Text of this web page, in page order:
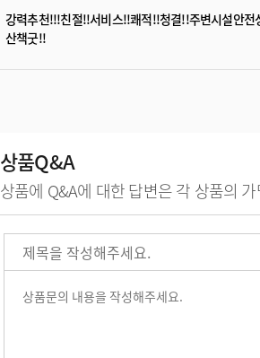
강력추천!!!친절!!서비스!!쾌적!!청결!!주변시설안
산책굿!!
상품Q&A
상품에 Q&A에 대한 답변은 각 상품의